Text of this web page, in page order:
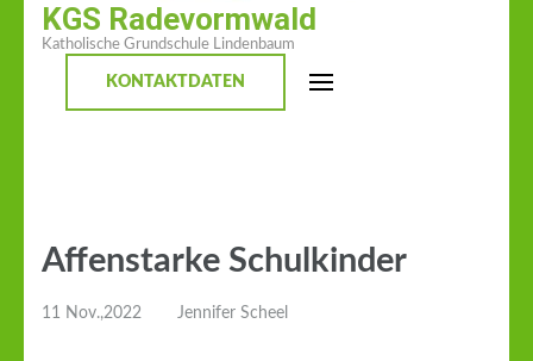
KGS Radevormwald
Katholische Grundschule Lindenbaum
KONTAKTDATEN
Affenstarke Schulkinder
11 Nov.,2022 Jennifer Scheel